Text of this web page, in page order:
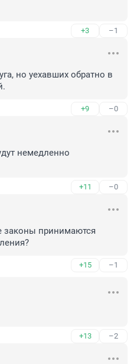
+3 –1
но уехавших обратно в
+9 –0
немедленно
+11 –0
законы принимаются
+15 –1
+13 –2